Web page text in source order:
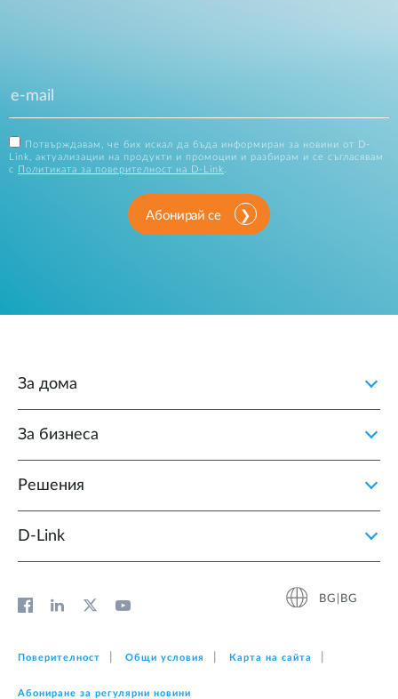
Потвърждавам, че бих искал да бъда информиран за новини от D-
Link, актуализации на продукти и промоции и разбирам и се съгласявам
с
Политиката за поверителност на D-Link
Абонирай се
За дома
За бизнеса
Решения
D‑Link
BG|BG
Поверителност Общи условия Карта на сайта
Абониране за регулярни новини